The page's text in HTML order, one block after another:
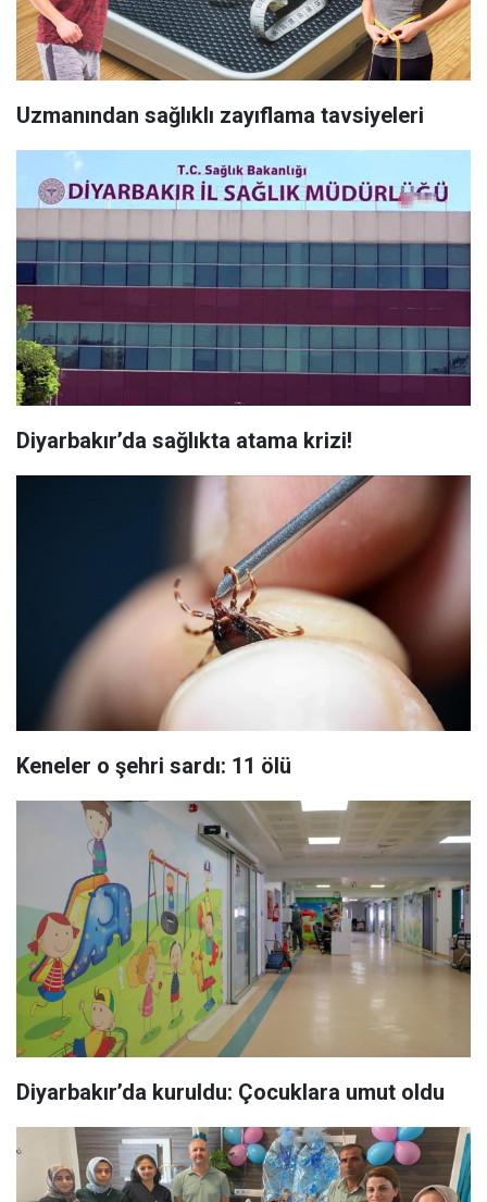
Uzmanından sağlıklı zayıflama tavsiyeleri
Diyarbakır’da sağlıkta atama krizi!
Keneler o şehri sardı: 11 ölü
Diyarbakır’da kuruldu: Çocuklara umut oldu